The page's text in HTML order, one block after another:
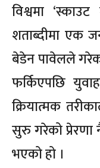
विश्वमा
शताब्दीमा एक
बेडेन पावेलले
फर्किएपछि
क्रियात्मक
सुरु गरेको प्रेरणा
भएको हो ।